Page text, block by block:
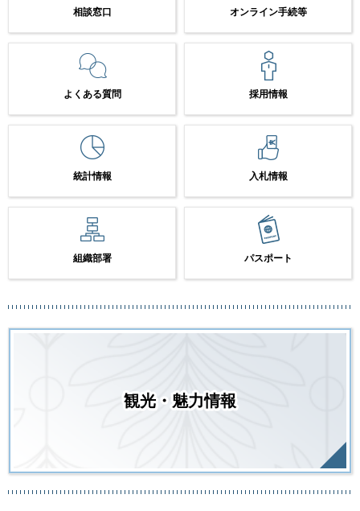
相談窓口 オンライン手続等
よくある質問 採用情報
統計情報 入札情報
組織部署 パスポート
観光・魅力情報